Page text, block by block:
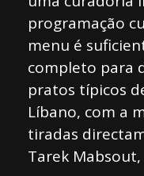
programação
menu é
completo para
pratos típicos
Líbano, com a
tiradas
Tarek